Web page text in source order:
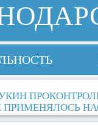
ПРИМЕНЯЛОСЬ